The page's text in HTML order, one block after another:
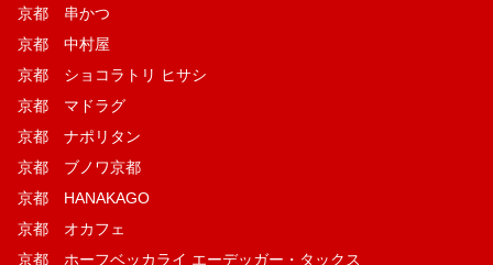
京都 串かつ
京都 中村屋
京都 ショコラトリ ヒサシ
京都 マドラグ
京都 ナポリタン
京都 ブノワ京都
京都 HANAKAGO
京都 オカフェ
京都 ホーフベッカライ エーデッガー・タックス